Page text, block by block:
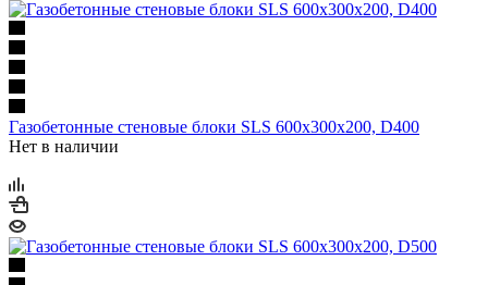
Газобетонные стеновые блоки SLS 600х300х200, D400
Нет в наличии